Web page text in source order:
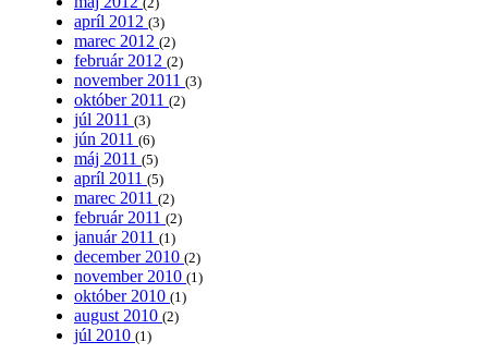
apríl 2012 (3)
marec 2012 (2)
február 2012 (2)
november 2011 (3)
október 2011 (2)
júl 2011 (3)
jún 2011 (6)
máj 2011 (5)
apríl 2011 (5)
marec 2011 (2)
február 2011 (2)
január 2011 (1)
december 2010 (2)
november 2010 (1)
október 2010 (1)
august 2010 (2)
júl 2010 (1)